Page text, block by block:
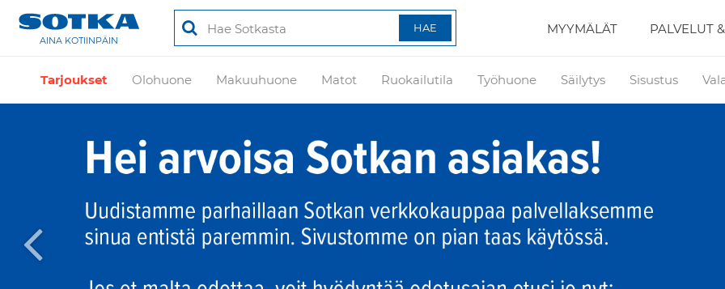
AINA KOTIINPÄIN
Tarjoukset Olohuone Makuuhuone Matot Ruokailutila Työhuone Säilytys Sisustus
MYYMÄLÄT PALVELUT